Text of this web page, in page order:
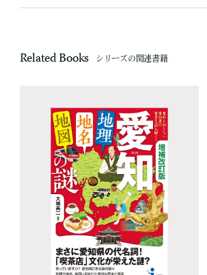
Related Books シリーズの関連書籍